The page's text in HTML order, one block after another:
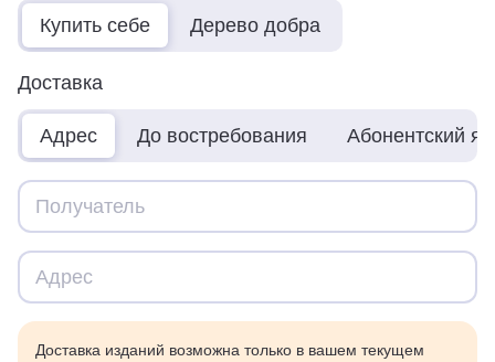
Купить себе Дерево добра
Доставка
Адрес До востребования Абонентский
Доставка изданий возможна только в вашем текущем